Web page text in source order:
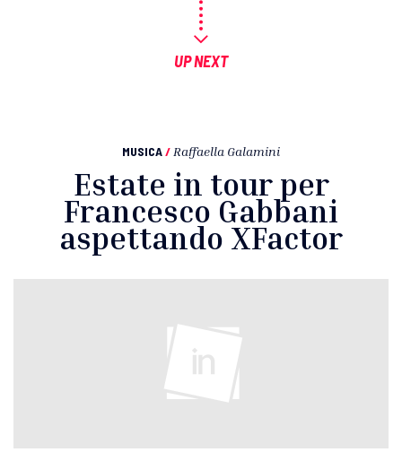
UP NEXT
MUSICA/ Raffaella Galamini
Estate in tour per
Francesco Gabbani
aspettando XFactor